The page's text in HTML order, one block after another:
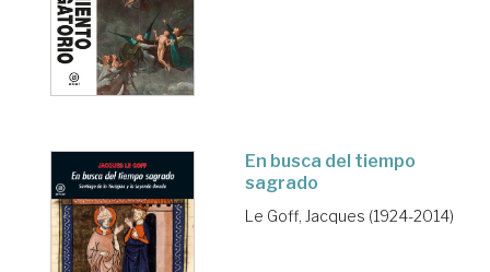
En busca del tiempo
sagrado
Le Goff, Jacques (1924-2014)